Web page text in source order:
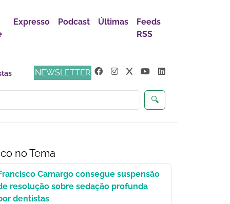
Expresso Podcast Últimas
Feeds
RSS
NEWSLETTER
🔍
no Tema
Camargo consegue suspensão
resolução sobre sedação profunda
dentistas